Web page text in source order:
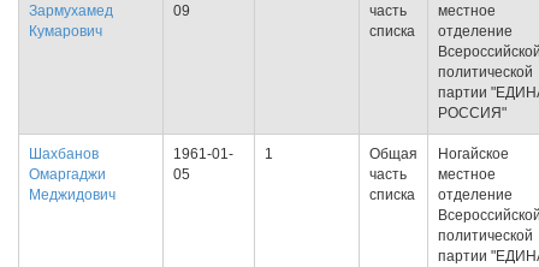
Зармухамед
Кумарович
09
часть
списка
местное
отделение
политической
партии
РОССИЯ"
Шахбанов
Омаргаджи
Меджидович
1961-01-
05
1
Общая
часть
списка
Ногайское
местное
отделение
политической
партии